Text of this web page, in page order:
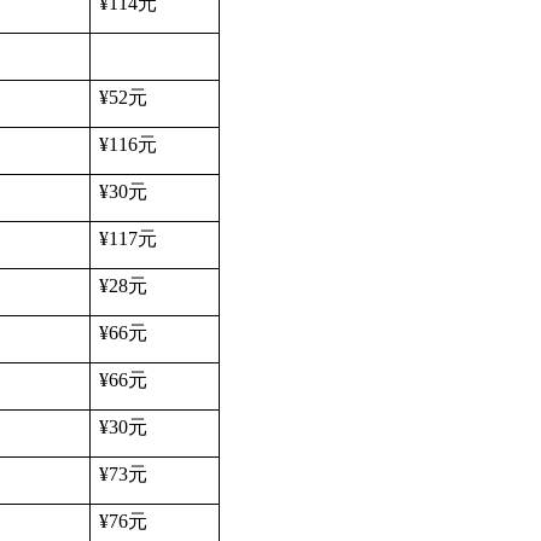
¥52元
¥116元
¥30元
¥117元
¥28元
¥66元
¥66元
¥30元
¥73元
¥76元